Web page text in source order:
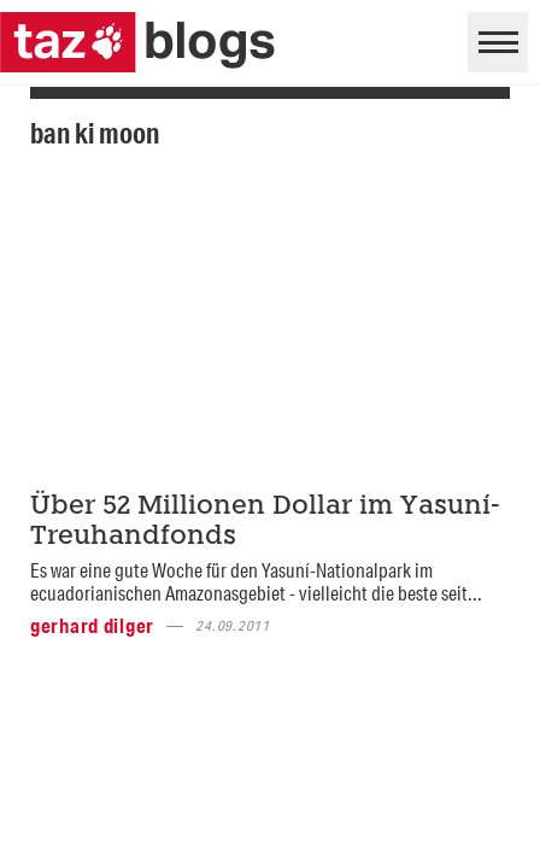
ban ki moon
Über 52 Millionen Dollar im Yasuní-
Treuhandfonds
Es war eine gute Woche für den Yasuní-Nationalpark im
ecuadorianischen Amazonasgebiet - vielleicht die beste seit...
gerhard dilger
24.09.2011